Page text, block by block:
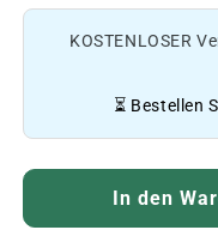
KOSTENLOSER
⏳ Bestellen
In den